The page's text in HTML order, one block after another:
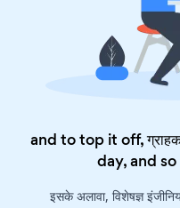
and to top it off,
day, and
इसके अलावा, विशेषज्ञ